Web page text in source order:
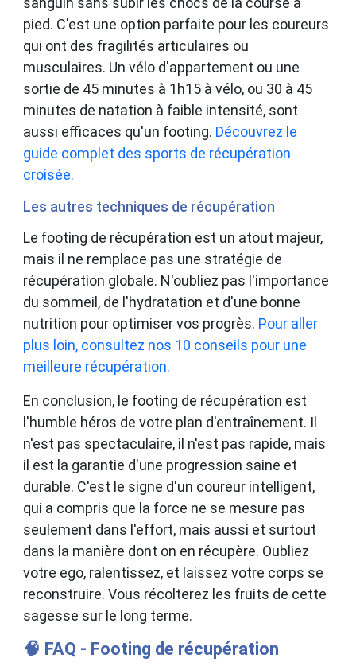
pied. C'est une option parfaite pour les coureurs
qui ont des fragilités articulaires ou
musculaires. Un vélo d'appartement ou une
sortie de 45 minutes à 1h15 à vélo, ou 30 à 45
minutes de natation à faible intensité, sont
aussi efficaces qu'un footing. Découvrez le
guide complet des sports de récupération
croisée.
Les autres techniques de récupération
Le footing de récupération est un atout majeur,
mais il ne remplace pas une stratégie de
récupération globale. N'oubliez pas l'importance
du sommeil, de l'hydratation et d'une bonne
nutrition pour optimiser vos progrès. Pour aller
plus loin, consultez nos 10 conseils pour une
meilleure récupération.
En conclusion, le footing de récupération est
l'humble héros de votre plan d'entraînement. Il
n'est pas spectaculaire, il n'est pas rapide, mais
il est la garantie d'une progression saine et
durable. C'est le signe d'un coureur intelligent,
qui a compris que la force ne se mesure pas
seulement dans l'effort, mais aussi et surtout
dans la manière dont on en récupère. Oubliez
votre ego, ralentissez, et laissez votre corps se
reconstruire. Vous récolterez les fruits de cette
sagesse sur le long terme.
🧠 FAQ - Footing de récupération